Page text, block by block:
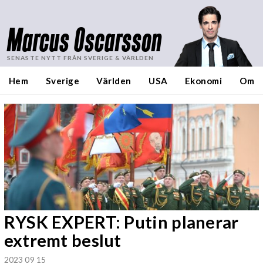
Marcus Oscarsson
SENASTE NYTT FRÅN SVERIGE & VÄRLDEN
Hem Sverige Världen USA Ekonomi Om
RYSK EXPERT: Putin planerar
extremt beslut
2023 09 15